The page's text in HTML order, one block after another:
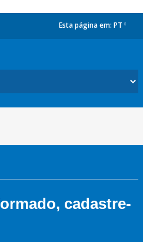
Esta página em: PT
cadastre-